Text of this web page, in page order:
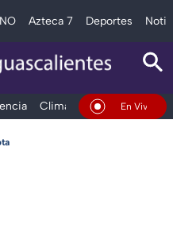
Azteca 7 Deportes
Clima DeportesEn Vivo